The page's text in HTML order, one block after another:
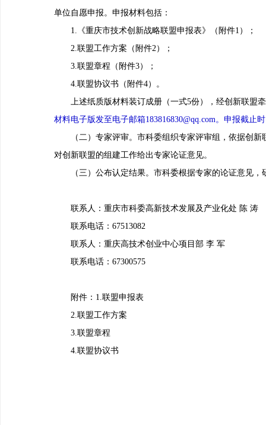
单位自愿申报。申报材料包括：
1.《重庆市技术创新战略联盟申报表》（附件1）；
2.联盟工作方案（附件2）；
3.联盟章程（附件3）；
4.联盟协议书（附件4）。
上述纸质版材料装订成册（一式5份），经创新联盟
材料电子版发至电子邮箱183816830@qq.com。申报截止
（二）专家评审。市科委组织专家评审组，依据创新
对创新联盟的组建工作给出专家论证意见。
（三）公布认定结果。市科委根据专家的论证意见，
联系人：重庆市科委高新技术发展及产业化处 陈 涛
联系电话：67513082
联系人：重庆高技术创业中心项目部 李 军
联系电话：67300575
附件：1.联盟申报表
2.联盟工作方案
3.联盟章程
4.联盟协议书